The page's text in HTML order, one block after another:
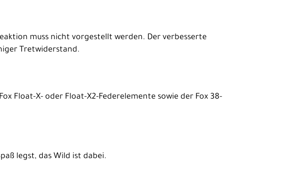
muss nicht vorgestellt werden. Der verbesserte
Tretwiderstand.
Float-X- oder Float-X2-Federelemente sowie der Fox 38-
legst, das Wild ist dabei.